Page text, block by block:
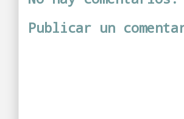
Publicar un